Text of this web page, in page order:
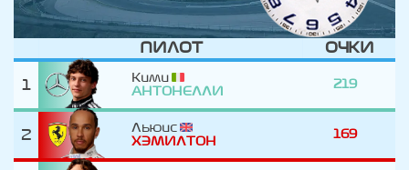
ПИЛОТ ОЧКИ
1
Кими
АНТОНЕЛЛИ
219
2
Льюис
ХЭМИЛТОН
169